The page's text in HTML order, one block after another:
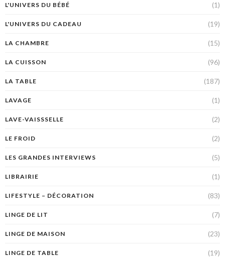
L'UNIVERS DU BÉBÉ (1)
L'UNIVERS DU CADEAU (19)
LA CHAMBRE (15)
LA CUISSON (96)
LA TABLE (187)
LAVAGE (1)
LAVE-VAISSSELLE (2)
LE FROID (2)
LES GRANDES INTERVIEWS (5)
LIBRAIRIE (1)
LIFESTYLE – DÉCORATION (83)
LINGE DE LIT (7)
LINGE DE MAISON (23)
LINGE DE TABLE (19)